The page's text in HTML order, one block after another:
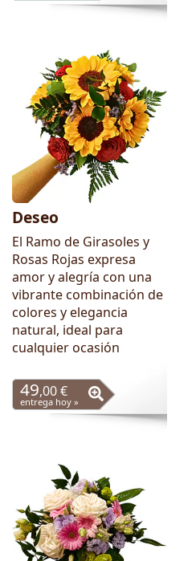
Deseo
El Ramo de Girasoles y
Rosas Rojas expresa
amor y alegría con una
vibrante combinación de
colores y elegancia
natural, ideal para
cualquier ocasión
49,00 €
entrega hoy »